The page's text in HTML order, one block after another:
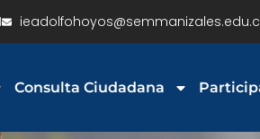
Consulta Ciudadana